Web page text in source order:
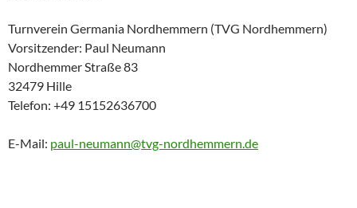
Turnverein Germania Nordhemmern (TVG Nordhemmern)
Vorsitzender: Paul Neumann
Nordhemmer Straße 83
32479 Hille
Telefon: +49 15152636700
E-Mail: paul-neumann@tvg-nordhemmern.de